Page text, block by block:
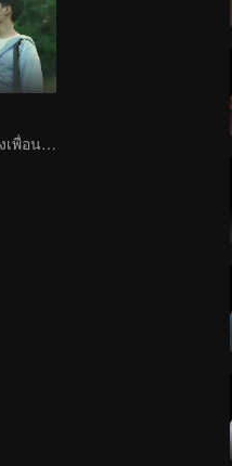
เรื่องราวระหว่างเพื่อนสมัยเด็ก